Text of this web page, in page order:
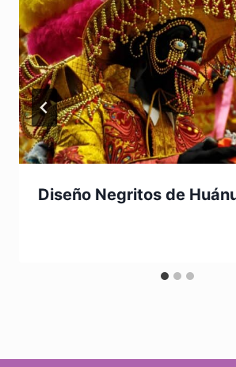
Diseño Negritos de